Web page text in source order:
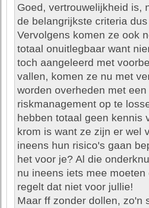
Goed, vertrouwelijkheid is,
de belangrijkste criteria
Vervolgens komen ze ook
totaal onuitlegbaar want
toch aangeleerd met
vallen, komen ze nu met
worden overheden met
riskmanagement op te
hebben totaal geen kennis
krom is want ze zijn er wel
ineens hun risico's gaan
het voor je? Al die
nu ineens iets mee
regelt dat niet voor jullie!
Maar ff zonder dollen, zo'n